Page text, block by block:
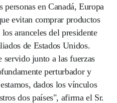
personas en Canadá, Europa
evitan comprar productos
aranceles del presidente
de Estados Unidos.
junto a las fuerzas
perturbador y
dados los vínculos
dos países", afirma el Sr.